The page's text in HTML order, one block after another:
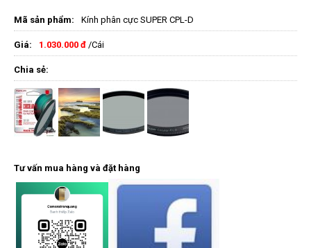
Mã sản phẩm: Kính phân cực SUPER CPL-D
Giá: 1.030.000 đ /Cái
Chia sẻ:
Tư vấn mua hàng và đặt hàng